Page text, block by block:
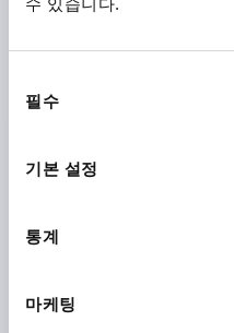
수 있습니다.
필수
기본 설정
통계
마케팅
스터럽 모양 핸들 내고온성,
(PPA) 검회색 RAL7021, 구